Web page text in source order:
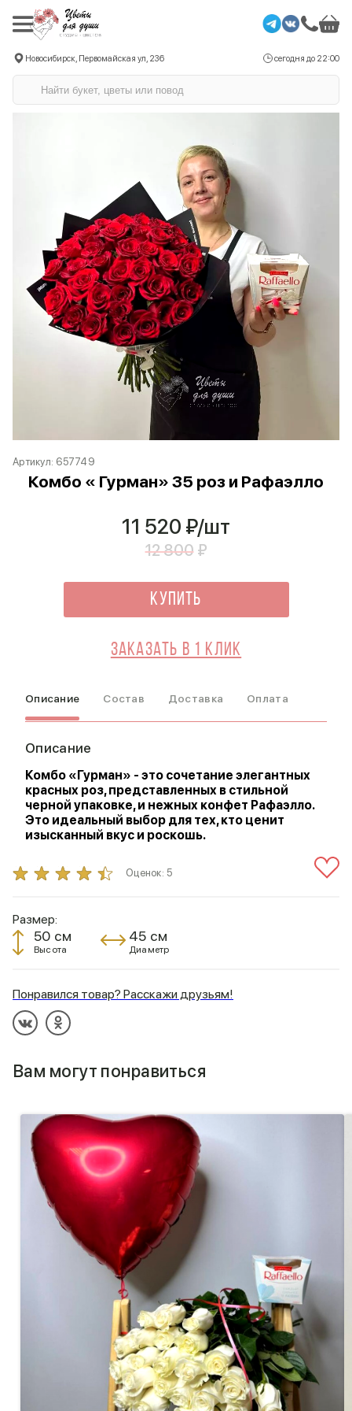
Новосибирск, Первомайская ул, 236 сегодня до 22:00
Артикул: 657749
Комбо « Гурман» 35 роз и Рафаэлло
11 520 ₽/шт
12 800₽
Купить
Заказать в 1 клик
Описание Состав Доставка Оплата
Описание
Комбо «Гурман» - это сочетание элегантных
красных роз, представленных в стильной
черной упаковке, и нежных конфет Рафаэлло.
Это идеальный выбор для тех, кто ценит
изысканный вкус и роскошь.
Оценок: 5
Размер:
50 см
Высота
45 см
Диаметр
Понравился товар? Расскажи друзьям!
Вам могут понравиться